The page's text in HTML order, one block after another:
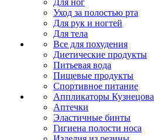
Для ног
Уход за полостью рта
Для рук и ногтей
Для тела
Все для похудения
Диетические продукты
Питьевая вода
Пищевые продукты
Спортивное питание
Аппликаторы Кузнецова
Аптечки
Эластичные бинты
Гигиена полости носа